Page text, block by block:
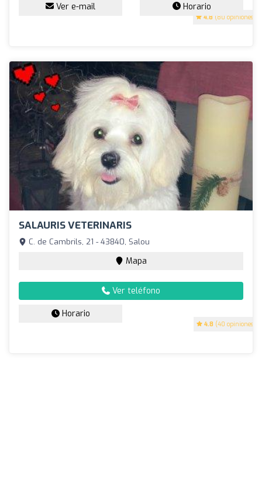
4.8 (80 opiniones)
Ver e-mail Horario
SALAURIS VETERINARIS
4.8 (40 opiniones)
C. de Cambrils, 21 - 43840, Salou
Mapa
Ver teléfono
Horario